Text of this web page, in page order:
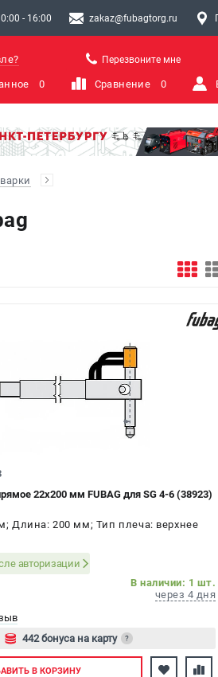
- 16:00 zakaz@fubagtorg.ru
Перезвоните мне
0 Сравнение 0
22х200 мм FUBAG для SG 4-6 (38923)
Длина: 200 мм; Тип плеча: верхнее
авторизации
В наличии: 1 шт.
через 4 дня
442 бонуса на карту
?
Авторизуйтесь
В КОРЗИНУ